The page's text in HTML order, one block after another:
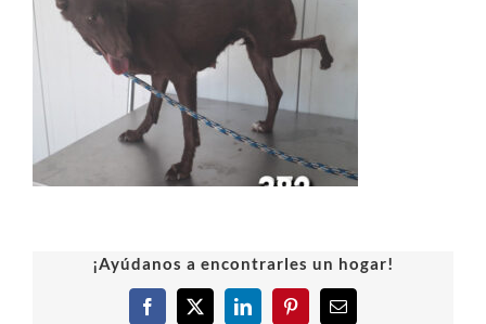
¡Ayúdanos a encontrarles un hogar!
Facebook
X LinkedInPinterestCorreo